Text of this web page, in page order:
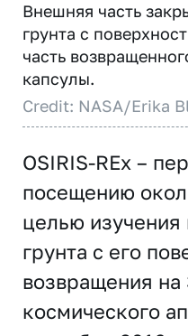
Внешняя часть
грунта с
часть
капсулы.
Credit: NASA/Erika
OSIRIS-REx –
посещению
целью изучения
грунта с его
возвращения
космического